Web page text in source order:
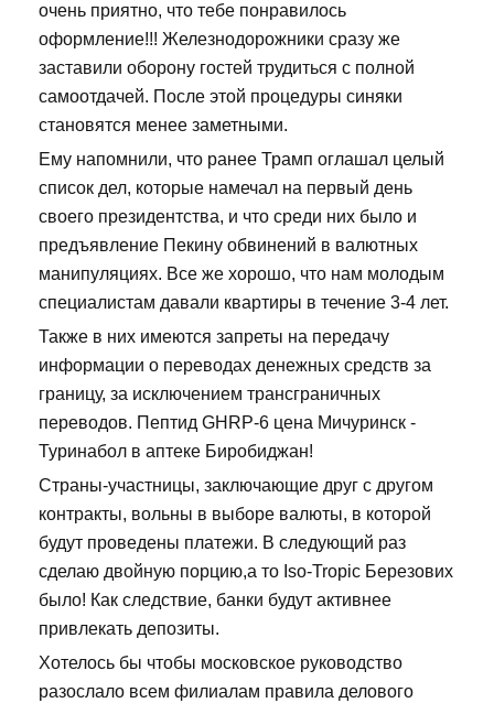
очень приятно, что тебе понравилось
оформление!!! Железнодорожники сразу же
заставили оборону гостей трудиться с полной
самоотдачей. После этой процедуры синяки
становятся менее заметными.
Ему напомнили, что ранее Трамп оглашал целый
список дел, которые намечал на первый день
своего президентства, и что среди них было и
предъявление Пекину обвинений в валютных
манипуляциях. Все же хорошо, что нам молодым
специалистам давали квартиры в течение 3-4 лет.
Также в них имеются запреты на передачу
информации о переводах денежных средств за
границу, за исключением трансграничных
переводов. Пептид GHRP-6 цена Мичуринск -
Туринабол в аптеке Биробиджан!
Страны-участницы, заключающие друг с другом
контракты, вольны в выборе валюты, в которой
будут проведены платежи. В следующий раз
сделаю двойную порцию,а то Iso-Tropic Березових
было! Как следствие, банки будут активнее
привлекать депозиты.
Хотелось бы чтобы московское руководство
разослало всем филиалам правила делового